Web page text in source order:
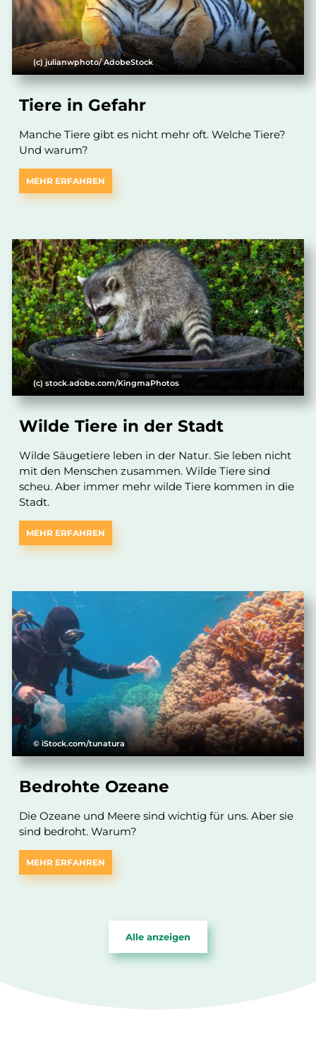
(c) julianwphoto/ AdobeStock
Tiere in Gefahr
Manche Tiere gibt es nicht mehr oft. Welche Tiere?
Und warum?
MEHR ERFAHREN
(c) stock.adobe.com/KingmaPhotos
Wilde Tiere in der Stadt
Wilde Säugetiere leben in der Natur. Sie leben nicht
mit den Menschen zusammen. Wilde Tiere sind
scheu. Aber immer mehr wilde Tiere kommen in die
Stadt.
MEHR ERFAHREN
© iStock.com/tunatura
Bedrohte Ozeane
Die Ozeane und Meere sind wichtig für uns. Aber sie
sind bedroht. Warum?
MEHR ERFAHREN
Alle anzeigen